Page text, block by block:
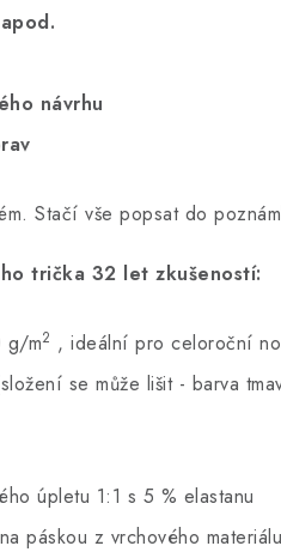
návrhu
Stačí vše popsat do
trička 32 let zkušeností:
g/m2 , ideální pro celoroční
se může lišit - barva
úpletu 1:1 s 5 % elastanu
páskou z vrchového materiálu